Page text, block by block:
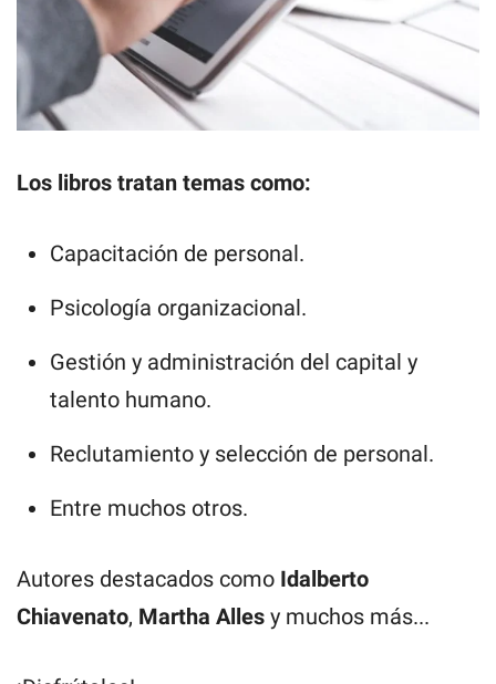
Los libros tratan temas como:
Capacitación de personal.
Psicología organizacional.
Gestión y administración del capital y
talento humano.
Reclutamiento y selección de personal.
Entre muchos otros.
Autores destacados como Idalberto
Chiavenato, Martha Alles y muchos más...